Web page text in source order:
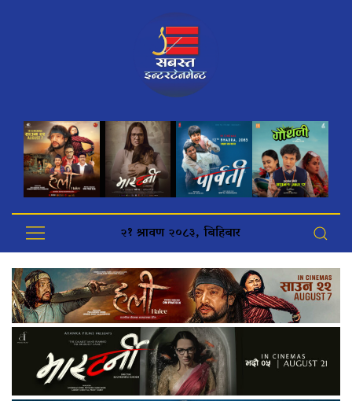
२१ श्रावण २०८३, बिहिबार